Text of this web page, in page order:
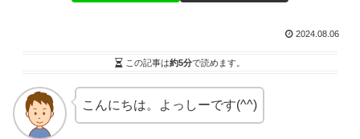
2024.08.06
この記事は約5分で読めます。
こんにちは。よっしーです(^^)